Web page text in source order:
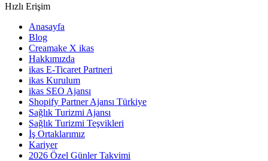
Hızlı Erişim
Anasayfa
Blog
Creamake X ikas
Hakkımızda
ikas E-Ticaret Partneri
ikas Kurulum
ikas SEO Ajansı
Shopify Partner Ajansı Türkiye
Sağlık Turizmi Ajansı
Sağlık Turizmi Teşvikleri
İş Ortaklarımız
Kariyer
2026 Özel Günler Takvimi